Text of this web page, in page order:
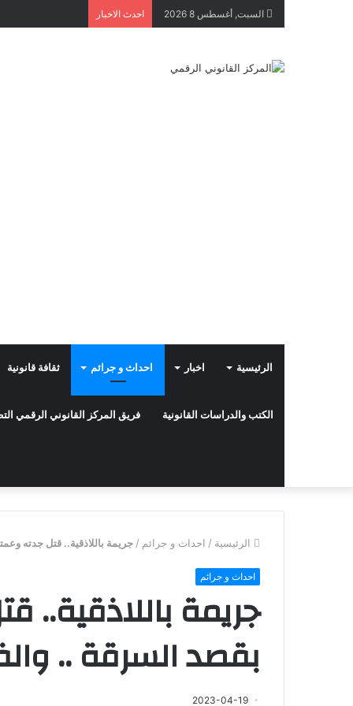
السبت, أغسطس 8 2026 احدث الاخبار
الرئيسية اخبار احداث و جرائم ثقافة قانونية
الكتب والدراسات القانونية فريق المركز القانوني الرقمي
الرئيسية / احداث و جرائم / جريمة باللاذقية.. قتل جدته
احداث و جرائم
جريمة باللاذقية..
بقصد السرقة ..
2023-04-19